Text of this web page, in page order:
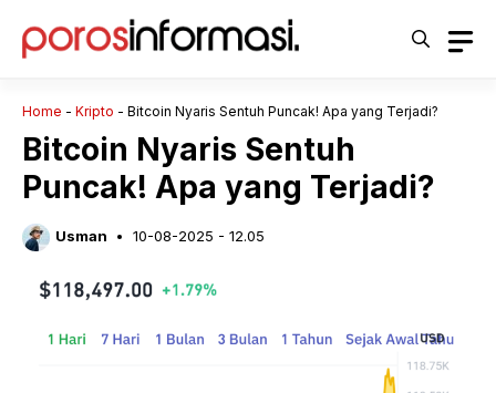
Home - Kripto - Bitcoin Nyaris Sentuh Puncak! Apa yang Terjadi?
Bitcoin Nyaris Sentuh
Puncak! Apa yang Terjadi?
Usman 10-08-2025 - 12.05